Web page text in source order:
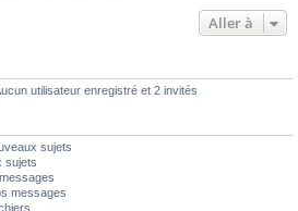
Aller à
utilisateur enregistré et 2 invités
sujets
sujets
messages